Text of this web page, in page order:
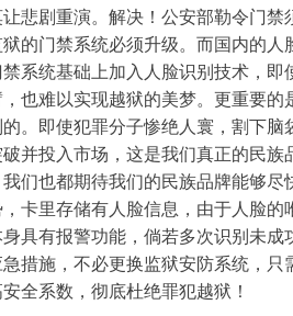
剧重演。解决！公安部勒令门禁
门禁系统必须升级。而国内的人
系统基础上加入人脸识别技术，
也难以实现越狱的美梦。更重要
。即使犯罪分子惨绝人寰，割下
并投入市场，这是我们真正的民
们也都期待我们的民族品牌能够尽
里存储有人脸信息，由于人脸的
具有报警功能，倘若多次识别未
措施，不必更换监狱安防系统，
全系数，彻底杜绝罪犯越狱！